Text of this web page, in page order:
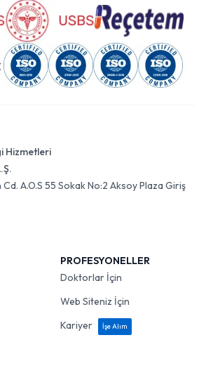
Hizmetleri
A.O.S 55 Sokak No:2 Aksoy Plaza Giriş
PROFESYONELLER
Doktorlar İçin
Web Siteniz İçin
Kariyer
İşe Alım